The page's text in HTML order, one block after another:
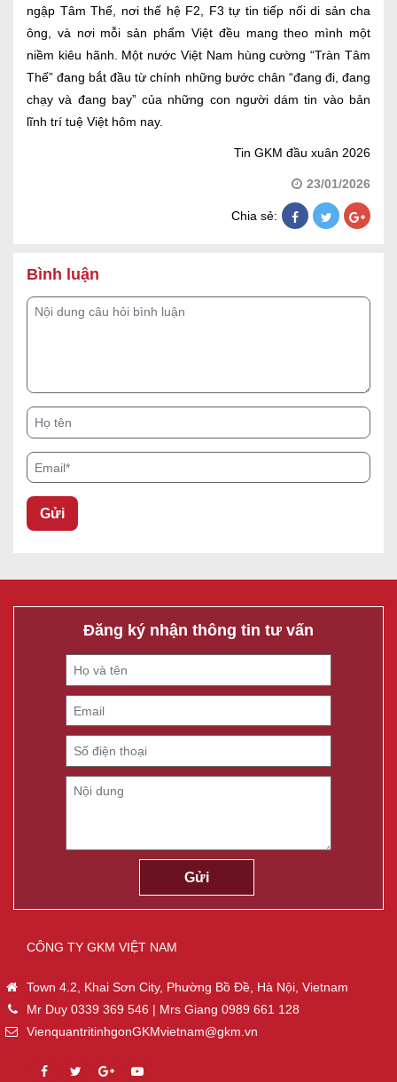
ngập Tâm Thế, nơi thế hệ F2, F3 tự tin tiếp nối di sản cha
ông, và nơi mỗi sản phẩm Việt đều mang theo mình một
niềm kiêu hãnh. Một nước Việt Nam hùng cường “Tràn Tâm
Thế” đang bắt đầu từ chính những bước chân “đang đi, đang
chạy và đang bay” của những con người dám tin vào bản
lĩnh trí tuệ Việt hôm nay.
Tin GKM đầu xuân 2026
23/01/2026
Chia sẻ:
Bình luận
Nội dung câu hỏi bình luận
Họ tên
Email*
Đăng ký nhận thông tin tư vấn
CÔNG TY GKM VIỆT NAM
Town 4.2, Khai Sơn City, Phường Bồ Đề, Hà Nội, Vietnam
Mr Duy 0339 369 546 | Mrs Giang 0989 661 128
VienquantritinhgonGKMvietnam@gkm.vn